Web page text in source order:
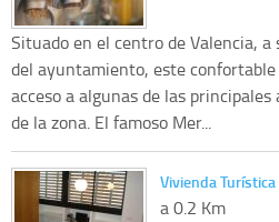
Situado en el centro de Valencia, a
del ayuntamiento, este
acceso a algunas de las
de la zona. El famoso Mer...
Vivienda
a 0.2 Km